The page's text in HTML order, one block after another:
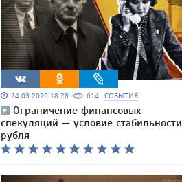
24.03.2026 18:28 614 СОБЫТИЯ
Ограничение финансовых
спекуляций — условие стабильности
рубля